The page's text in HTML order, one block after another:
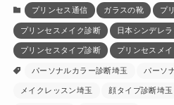
プリンセス通信 ガラスの靴 プ
プリンセスメイク診断 日本シンデレ
プリンセスタイプ診断 プリンセスメ
パーソナルカラー診断埼玉 パーソ
メイクレッスン埼玉 顔タイプ診断埼玉